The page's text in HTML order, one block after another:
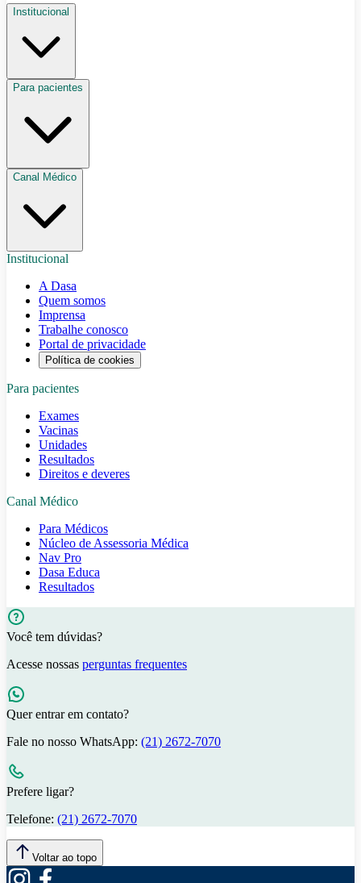
Institucional
Para pacientes
Canal Médico
Institucional
A Dasa
Quem somos
Imprensa
Trabalhe conosco
Portal de privacidade
Política de cookies
Para pacientes
Exames
Vacinas
Unidades
Resultados
Direitos e deveres
Canal Médico
Para Médicos
Núcleo de Assessoria Médica
Nav Pro
Dasa Educa
Resultados
Você tem dúvidas?
Acesse nossas perguntas frequentes
Quer entrar em contato?
Fale no nosso WhatsApp: (21) 2672-7070
Prefere ligar?
Telefone: (21) 2672-7070
Voltar ao topo